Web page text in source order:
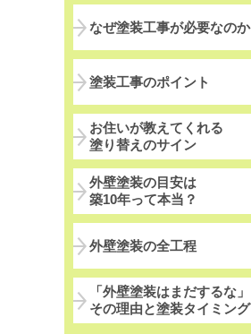
なぜ塗装工事が必要なのか
塗装工事のポイント
お住いが教えてくれる
塗り替えのサイン
外壁塗装の目安は
築10年って本当？
外壁塗装の全工程
「外壁塗装はまだするな」
その理由と塗装タイミング